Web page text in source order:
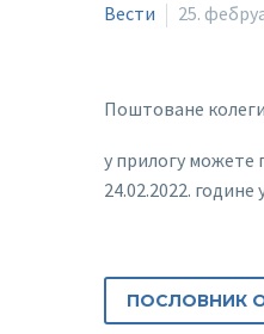
Вести 25.
Поштоване
у прилогу
24.02.2022. године
ПОСЛОВНИК